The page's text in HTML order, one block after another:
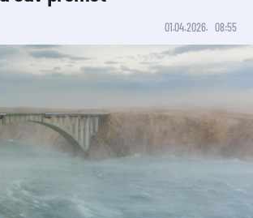
01.04.2026. 08:55